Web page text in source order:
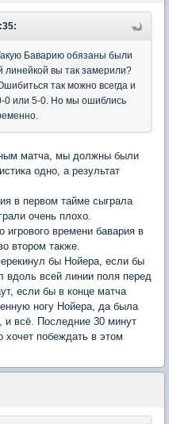
Баварию обязаны были
линейкой вы так замерили?
так можно всегда и
или 5-0. Но мы ошиблись
матча, мы должны были
одно, а результат
в первом тайме сыграла
очень плохо.
игрового времени бавария в
втором также.
бы Нойера, если бы
вдоль всей линии поля перед
если бы в конце матча
ногу Нойера, да была
и всё. Последние 30 минут
хочет побеждать в этом